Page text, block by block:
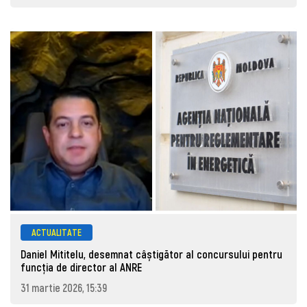
ACTUALITATE
Daniel Mititelu, desemnat câștigător al concursului pentru
funcția de director al ANRE
31 martie 2026, 15:39